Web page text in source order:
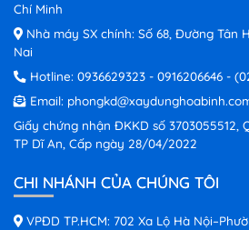
Chí Minh
Nhà máy SX chính: Số 68, Đường Tân
Nai
Hotline: 0936629323 - 0916206646 -
Email:
Giấy chứng nhận ĐKKD số 3703055512,
TP Dĩ An, Cấp ngày 28/04/2022
CHI NHÁNH CỦA CHÚNG TÔI
VPĐD TP.HCM: 702 Xa Lộ Hà